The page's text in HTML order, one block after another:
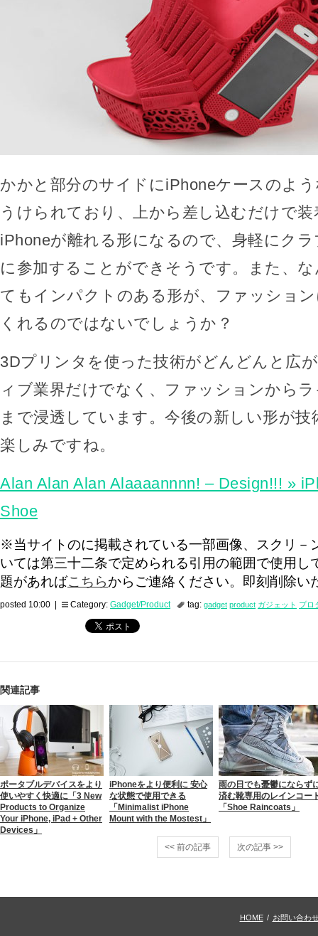
かかと部分のサイドにiPhoneケースのよ
うけられており、上から差し込むだけで
iPhoneが離れる形になるので、身軽にク
に参加することができそうです。また、
てもインパクトのある形が、ファッショ
くれるのではないでしょうか？
3Dプリンタを使った技術がどんどんと広
ィブ業界だけでなく、ファッションから
まで浸透しています。今後の新しい形が
楽しみですね。
Alan Alan Alan Alaaaannnn! – Design!!! »
Shoe
※当サイトのに掲載されている一部画像、スクリ－
いては第三十二条で定められる引用の範囲で使用し
題があればこちらからご連絡ください。即刻削除い
posted 10:00 | Category: Gadget/Product tag: gadget product ガジェット プロ
関連記事
ポータブルデバイスをより
使いやすく快適に「3 New
Products to Organize
Your iPhone, iPad + Other
Devices」
iPhoneをより便利に 安心
な状態で使用できる
「Minimalist iPhone
Mount with the Mostest」
雨の日でも憂鬱にならず
済む靴専用のレインコー
「Shoe Raincoats」
<< 前の記事 次の記事 >>
HOME / お問い合わ